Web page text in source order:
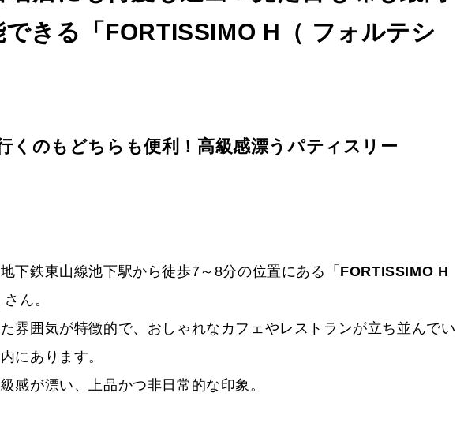
きる「FORTISSIMO H（ フォルテシ
くのもどちらも便利！高級感漂うパティスリー
下鉄東山線池下駅から徒歩7～8分の位置にある「 FORTISSIMO H
さん。
雰囲気が特徴的で、おしゃれなカフェやレストランが立ち並んでい
内にあります。
感が漂い、上品かつ非日常的な印象。